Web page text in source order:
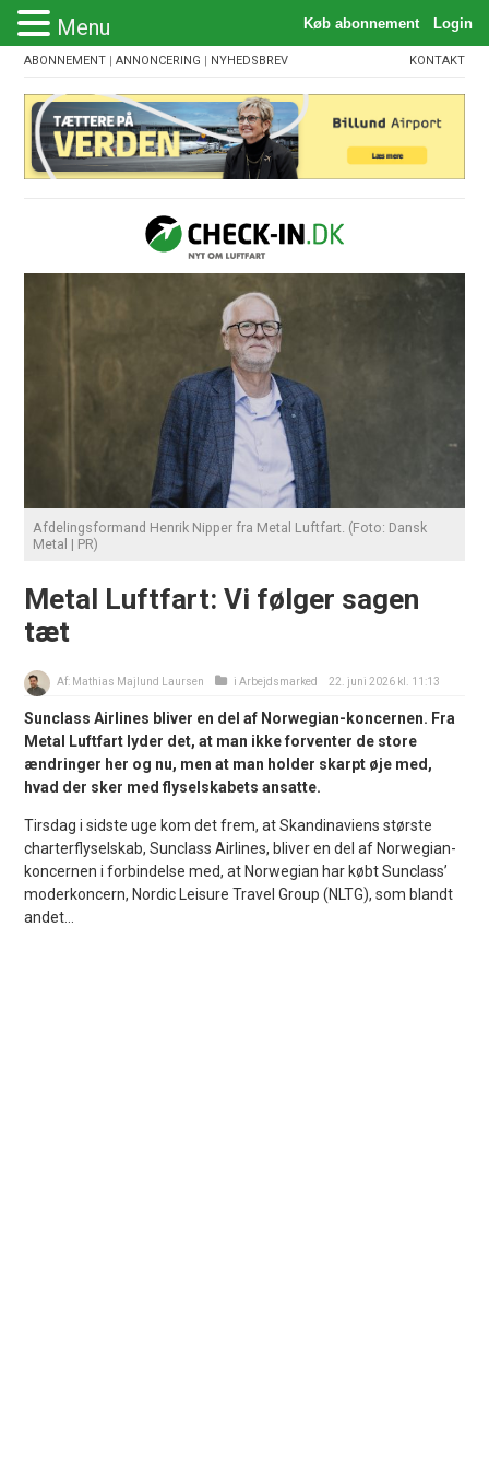
ABONNEMENT |ANNONCERING | NYHEDSBREV KONTAKT
Afdelingsformand Henrik Nipper fra Metal Luftfart. (Foto: Dansk
Metal | PR)
Metal Luftfart: Vi følger sagen
tæt
Af: Mathias Majlund Laursen iArbejdsmarked 22. juni 2026 kl. 11:13
Sunclass Airlines bliver en del af Norwegian-koncernen. Fra
Metal Luftfart lyder det, at man ikke forventer de store
ændringer her og nu, men at man holder skarpt øje med,
hvad der sker med flyselskabets ansatte.
Tirsdag i sidste uge kom det frem, at Skandinaviens største
charterflyselskab, Sunclass Airlines, bliver en del af Norwegian-
koncernen i forbindelse med, at Norwegian har købt Sunclass’
moderkoncern, Nordic Leisure Travel Group (NLTG), som blandt
andet...
Menu